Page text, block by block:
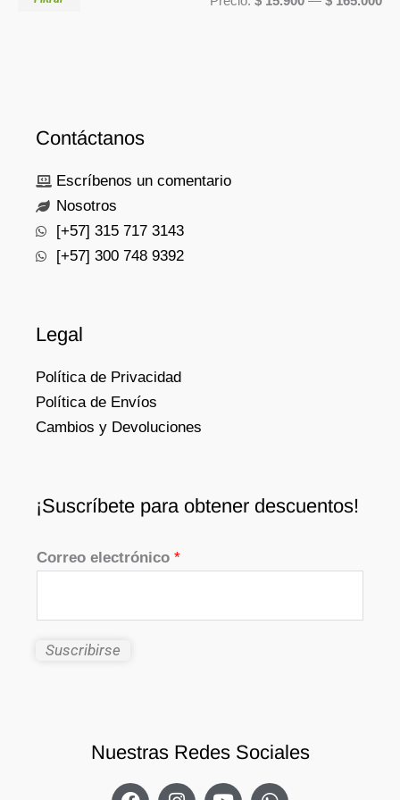
Contáctanos
Escríbenos un comentario
Nosotros
[+57] 315 717 3143
[+57] 300 748 9392
Legal
Política de Privacidad
Política de Envíos
Cambios y Devoluciones
¡Suscríbete para obtener descuentos!
Correo electrónico *
Suscribirse
Nuestras Redes Sociales
F
I
Y
W